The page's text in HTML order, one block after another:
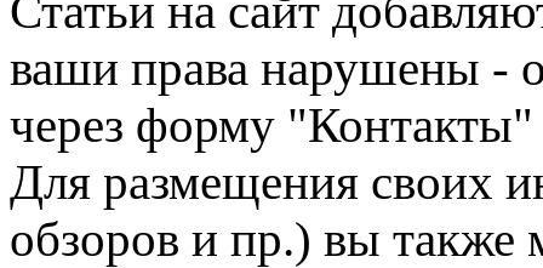
Статьи на сайт
ваши права нарушены -
через форму "Контакты"
Для размещения своих
обзоров и пр.) вы также